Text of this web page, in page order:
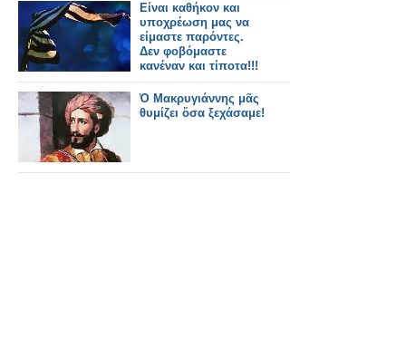
Είναι καθήκον και
υποχρέωση μας να
είμαστε παρόντες.
Δεν φοβόμαστε
κανέναν και τίποτα!!!
Ὁ Μακρυγιάννης μᾶς
θυμίζει ὅσα ξεχάσαμε!